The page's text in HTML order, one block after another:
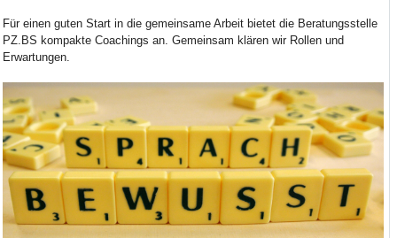
Für einen guten Start in die gemeinsame Arbeit bietet die Beratungsstelle
PZ.BS kompakte Coachings an. Gemeinsam klären wir Rollen und
Erwartungen.